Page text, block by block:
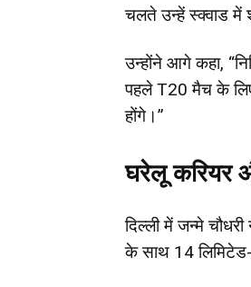
चलते उन्हें स्क्वाड में
उन्होंने आगे कहा,
पहले T20 मैच के
होंगे।”
घरेलू करियर
दिल्ली में जन्मे
के साथ 14